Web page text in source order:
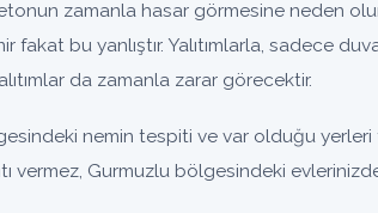
zamanla hasar görmesine neden
bu yanlıştır. Yalıtımlarla, sadece
da zamanla zarar görecektir.
nemin tespiti ve var olduğu
vermez, Gurmuzlu bölgesindeki